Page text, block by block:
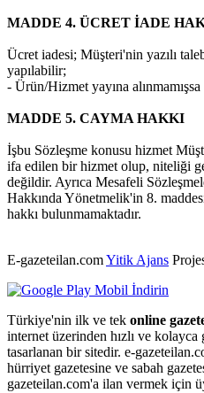
MADDE 4. ÜCRET İADE
Ücret iadesi; Müşteri'nin yazılı
yapılabilir;
- Ürün/Hizmet yayına alınmamışsa
MADDE 5. CAYMA HAKKI
İşbu Sözleşme konusu hizmet
ifa edilen bir hizmet olup, niteliği
değildir. Ayrıca Mesafeli
Hakkında Yönetmelik'in 8.
hakkı bulunmamaktadır.
E-gazeteilan.comYitik Ajans
Türkiye'nin ilk ve tek online
internet üzerinden hızlı ve
tasarlanan bir sitedir. e-
hürriyet gazetesine ve sabah
gazeteilan.com'a ilan vermek için